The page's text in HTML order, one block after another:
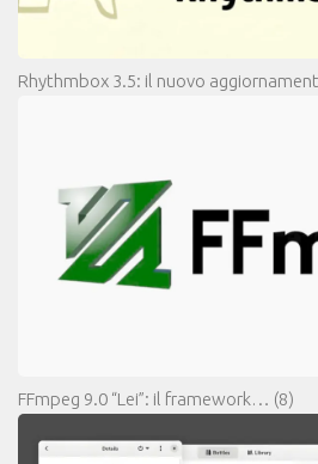
Rhythmbox 3.5: il nuovo
FFmpeg 9.0 “Lei”: il framework… (8)